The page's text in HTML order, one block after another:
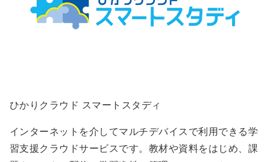
ひかりクラウド スマートスタディ
インターネットを介してマルチデバイスで利用できる学
習支援クラウドサービスです。教材や資料をはじめ、課